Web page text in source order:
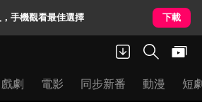
手機觀看最佳選擇 下載
戲劇 電影 同步新番 動漫 短